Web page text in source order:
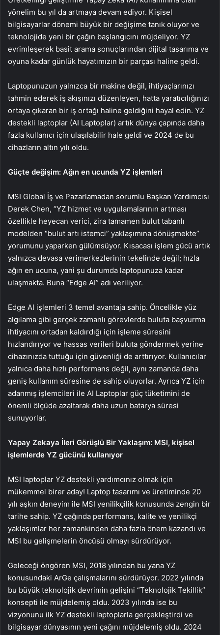
yönelim bu yıl da artmaya devam ediyor. Kişisel
bilgisayarlar dönemi büyük bir değişime tanık oluyor ve
teknolojide yeni bir çağın başlangıcını müjdeliyor. YZ
evrimleşerek basit arama sonuçlarından dijital tasarıma ve
oyuna kadar günlük hayatımızın bir parçası haline geldi.
Laptopunuzun yalnızca bir makine değil, ihtiyaçlarınızı
tahmin ederek iş akışınızı düzenleyen, hatta yaratıcılığınızı
ortaya çıkaran bir iş ortağı haline geldiğini hayal edin. YZ
destekli laptoplar (AI Laptoplar) artık dünya çapında daha
fazla kullanıcı için ulaşılabilir hale geldi ve 2024 de bu
cihazların altın yılı oldu.
Güçte değişim: Ağın en ucunda YZ işlemleri
MSI Global İş ve Pazarlamadan sorumlu Başkan Yardımcısı
Derek Chen, “YZ hizmet ve uygulamalarının artması
özellikle heyecan verici, zira tamamen bulut tabanlı
modelden “bulut artı istemci” yaklaşımına dönüşmekte”
yorumunu yaparken gülümsüyor. Kısacası işlem gücü artık
yalnızca devasa verimerkezlerinin tekelinde değil; hızla
ağın en ucuna, yani şu durumda laptopunuza kadar
ulaşmakta. Buna “Edge AI” adı veriliyor.
Edge AI işlemleri 3 temel avantaja sahip. Öncelikle yüz
algılama gibi gerçek zamanlı görevlerde buluta başvurma
ihtiyacını ortadan kaldırdığı için işleme süresini
hızlandırıyor ve hassas verileri buluta göndermek yerine
cihazınızda tuttuğu için güvenliği de arttırıyor. Kullanıcılar
yalnıca daha hızlı performans değil, aynı zamanda daha
geniş kullanım süresine de sahip oluyorlar. Ayrıca YZ için
adanmış işlemcileri ile AI Laptoplar güç tüketimini de
önemli ölçüde azaltarak daha uzun batarya süresi
sunuyorlar.
Yapay Zekaya İleri Görüşlü Bir Yaklaşım: MSI, kişisel
işlemlerde YZ gücünü kullanıyor
MSI laptoplar YZ destekli yardımcınız olmak için
mükemmel birer aday! Laptop tasarımı ve üretiminde 20
yılı aşkın deneyim ile MSI yenilikçilik konusunda zengin bir
tarihe sahip. YZ çağında performans, kalite ve yenilikçi
yaklaşımlar her zamankinden daha fazla önem kazandı ve
MSI bu gelişmelerin öncüsü olmayı sürdürüyor.
Geleceği öngören MSI, 2018 yılından bu yana YZ
konusundaki ArGe çalışmalarını sürdürüyor. 2022 yılında
bu büyük teknolojik devrimin gelişini “Teknolojik Tekillik”
konsepti ile müjdelemiş oldu. 2023 yılında ise bu
vizyonunu ilk YZ destekli laptoplarla gerçekleştirdi ve
bilgisayar dünyasının yeni çağını müjdelemiş oldu. 2024